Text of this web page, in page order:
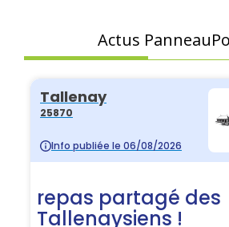
Actus